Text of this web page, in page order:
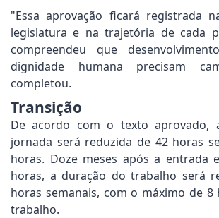
"Essa aprovação ficará registrada
legislatura e na trajetória de cada
compreendeu que
dignidade humana precisam
completou.
Transição
De acordo com o texto aprovado,
jornada será reduzida de 42 horas
horas. Doze meses após a entrada
horas, a duração do trabalho será
horas semanais, com o máximo de 8
trabalho.